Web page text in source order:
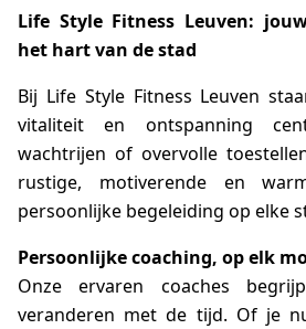
Life Style Fitness Leuven:
het hart van de stad
Bij Life Style Fitness Leuven
vitaliteit en ontspanning
wachtrijen of overvolle
rustige, motiverende en
persoonlijke begeleiding op elke
Persoonlijke coaching, op elk
Onze ervaren coaches
veranderen met de tijd. Of je